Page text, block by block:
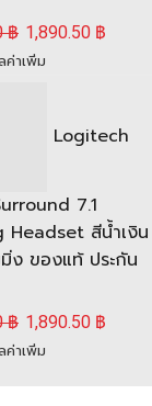
฿ 1,890.50 ฿
าเพิ่ม
Logitech
7.1
Headset สีน้ำเงิน
ง ของแท้ ประกัน
฿ 1,890.50 ฿
าเพิ่ม